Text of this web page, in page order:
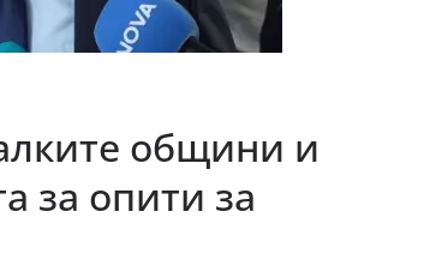
общини и
за опити за